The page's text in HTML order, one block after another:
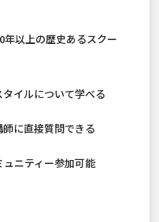
年以上の歴史あるスクー
イルについて学べる
に直接質問できる
ュニティー参加可能